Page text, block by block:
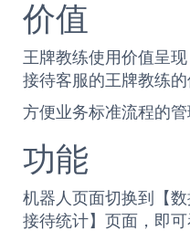
价值
王牌教练使用价值呈
接待客服的王牌教练的
方便业务标准流程的管
功能
机器人页面切换到【
接待统计】页面，即